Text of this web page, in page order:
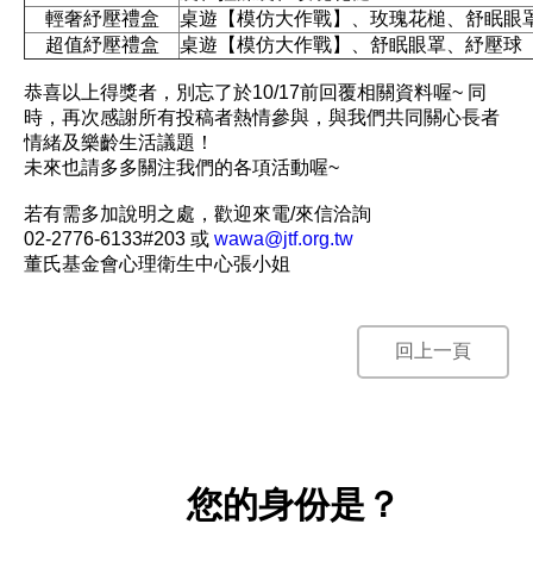
輕奢紓壓禮盒
桌遊【模仿大作戰】、玫瑰花槌、舒眠眼
超值紓壓禮盒
桌遊【模仿大作戰】、舒眠眼罩、紓壓球
恭喜以上得獎者，別忘了於10/17前回覆相關資料喔~ 同
時，再次感謝所有投稿者熱情參與，與我們共同關心長者
情緒及樂齡生活議題！
未來也請多多關注我們的各項活動喔~
若有需多加說明之處，歡迎來電/來信洽詢
02-2776-6133#203 或 wawa@jtf.org.tw
董氏基金會心理衛生中心張小姐
回上一頁
您的身份是？